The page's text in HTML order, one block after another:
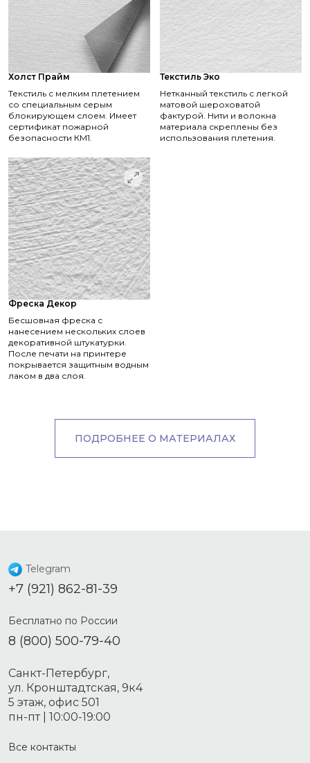
Холст Прайм
Текстиль с мелким плетением
со специальным серым
блокирующем слоем. Имеет
сертификат пожарной
безопасности КМ1.
Текстиль Эко
Нетканный текстиль с легкой
матовой шероховатой
фактурой. Нити и волокна
материала скреплены без
использования плетения.
Фреска Декор
Бесшовная фреска с
нанесением нескольких слоев
декоративной штукатурки.
После печати на принтере
покрывается защитным водным
лаком в два слоя.
ПОДРОБНЕЕ О МАТЕРИАЛАХ
Telegram
+7 (921) 862-81-39
Бесплатно по России
8 (800) 500-79-40
Санкт-Петербург,
ул. Кронштадтская, 9к4
5 этаж, офис 501
пн-пт | 10:00-19:00
Все контакты